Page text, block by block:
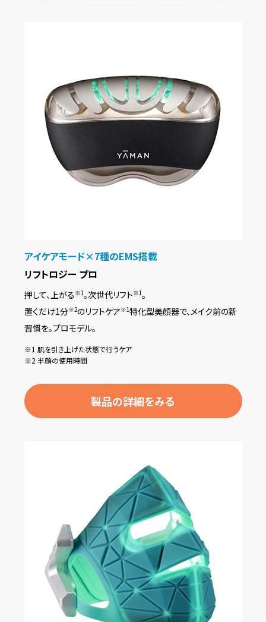
アイケアモード×7種のEMS搭載
リフトロジー プロ
押して、上がる ※1。次世代リフト※1。
置くだけ1分※2のリフトケア※1特化型美顔器で、メイク前の新
習慣を。プロモデル。
※1 肌を引き上げた状態で行うケア
※2 半顔の使用時間
製品の詳細をみる